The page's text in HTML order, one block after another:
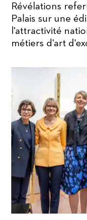
Révélations
Palais sur une
l'attractivité
métiers d'art